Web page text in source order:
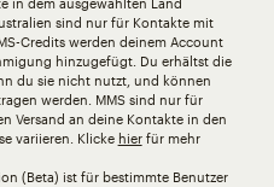
sind nur für Kontakte mit
Credits werden deinem Account
hinzugefügt. Du erhältst die
du sie nicht nutzt, und können
werden. MMS sind nur für
Versand an deine Kontakte in den
variieren. Klicke hierfür mehr
(Beta) ist für bestimmte Benutzer